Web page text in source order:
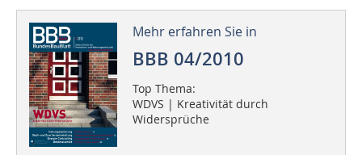
Mehr erfahren Sie in
BBB 04/2010
Top Thema:
WDVS | Kreativität durch
Widersprüche